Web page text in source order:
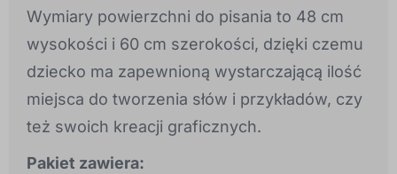
Wymiary powierzchni do pisania to 48 cm
wysokości i 60 cm szerokości, dzięki czemu
dziecko ma zapewnioną wystarczającą ilość
miejsca do tworzenia słów i przykładów, czy
też swoich kreacji graficznych.
Pakiet zawiera: